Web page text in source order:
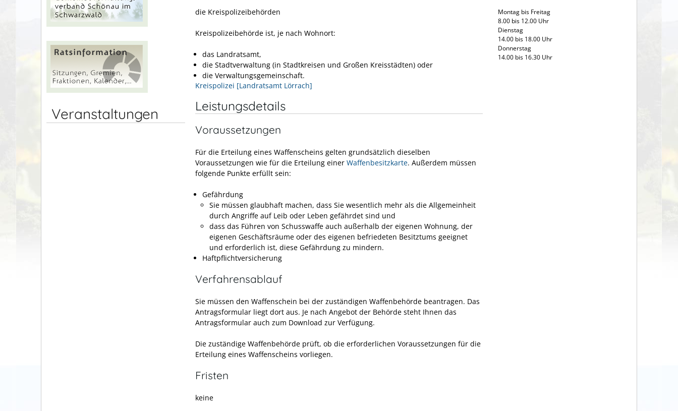
Veranstaltungen
die Kreispolizeibehörden
Kreispolizeibehörde ist, je nach Wohnort:
das Landratsamt,
die Stadtverwaltung (in Stadtkreisen und Großen Kreisstädten) oder
die Verwaltungsgemeinschaft.
Kreispolizei [Landratsamt Lörrach]
Leistungsdetails
Voraussetzungen
Für die Erteilung eines Waffenscheins gelten grundsätzlich dieselben
Voraussetzungen wie für die Erteilung einer Waffenbesitzkarte. Außerdem müssen
folgende Punkte erfüllt sein:
Gefährdung
Sie müssen glaubhaft machen, dass Sie wesentlich mehr als die Allgemeinheit
durch Angriffe auf Leib oder Leben gefährdet sind und
dass das Führen von Schusswaffe auch außerhalb der eigenen Wohnung, der
eigenen Geschäftsräume oder des eigenen befriedeten Besitztums geeignet
und erforderlich ist, diese Gefährdung zu mindern.
Haftpflichtversicherung
Verfahrensablauf
Sie müssen den Waffenschein bei der zuständigen Waffenbehörde beantragen. Das
Antragsformular liegt dort aus. Je nach Angebot der Behörde steht Ihnen das
Antragsformular auch zum Download zur Verfügung.
Die zuständige Waffenbehörde prüft, ob die erforderlichen Voraussetzungen für die
Erteilung eines Waffenscheins vorliegen.
Fristen
keine
Montag bis Freitag
8.00 bis 12.00 Uhr
Dienstag
14.00 bis 18.00 Uhr
Donnerstag
14.00 bis 16.30 Uhr